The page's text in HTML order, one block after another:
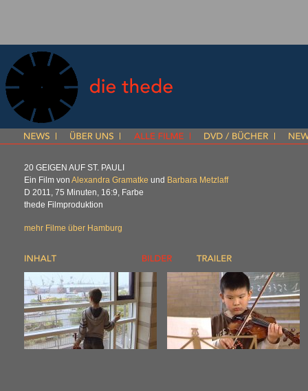
20 GEIGEN AUF ST. PAULI
Ein Film von Alexandra Gramatke und Barbara Metzlaff
D 2011, 75 Minuten, 16:9, Farbe
thede Filmproduktion
mehr Filme über Hamburg